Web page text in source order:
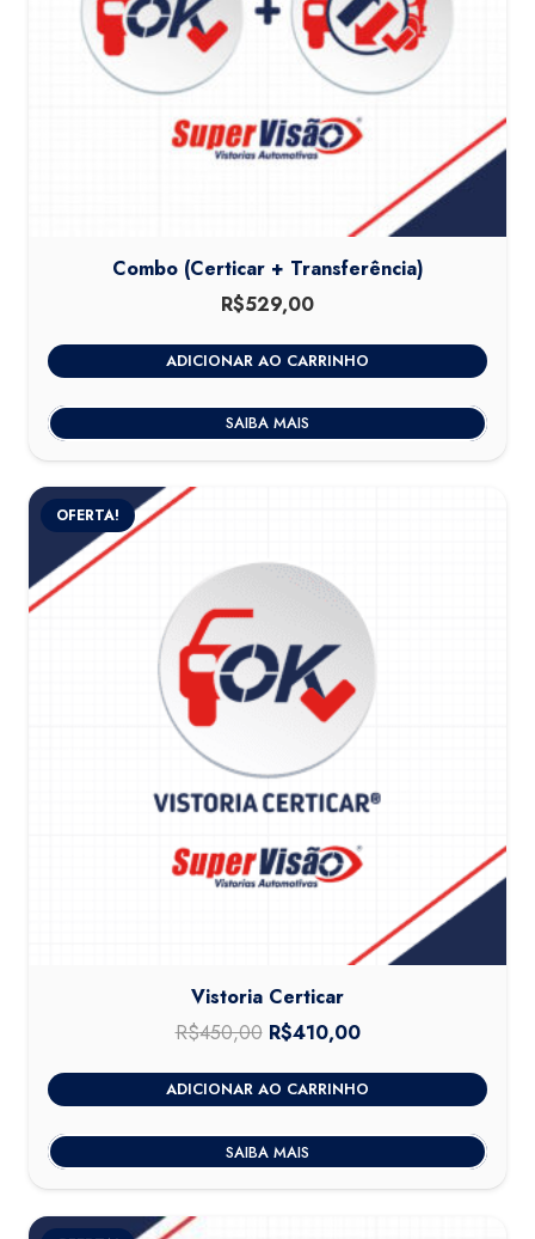
Combo (Certicar + Transferência)
R$529,00
ADICIONAR AO CARRINHO
SAIBA MAIS
OFERTA!
Vistoria Certicar
R$450,00 O
preço
original
era:
R$450,00.
R$410,00O
preço
atual
é:
R$410,00.
ADICIONAR AO CARRINHO
SAIBA MAIS